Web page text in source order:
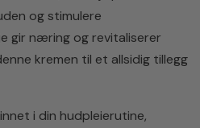
og stimulere
gir næring og revitaliserer
kremen til et allsidig tillegg
i din hudpleierutine,